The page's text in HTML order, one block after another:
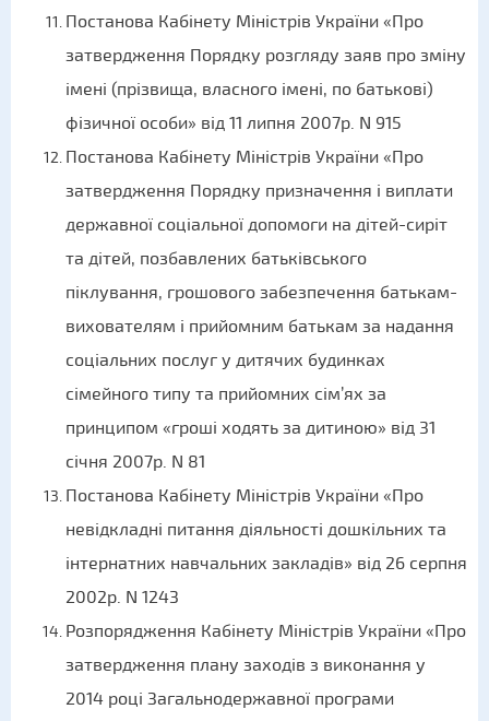
Постанова Кабінету Міністрів України «Про
затвердження Порядку розгляду заяв про зміну
імені (прізвища, власного імені, по батькові)
фізичної особи» від 11 липня 2007р. N 915
Постанова Кабінету Міністрів України «Про
затвердження Порядку призначення і виплати
державної соціальної допомоги на дітей-сиріт
та дітей, позбавлених батьківського
піклування, грошового забезпечення батькам-
вихователям і прийомним батькам за надання
соціальних послуг у дитячих будинках
сімейного типу та прийомних сім’ях за
принципом «гроші ходять за дитиною» від 31
січня 2007р. N 81
Постанова Кабінету Міністрів України «Про
невідкладні питання діяльності дошкільних та
інтернатних навчальних закладів» від 26 серпня
2002р. N 1243
Розпорядження Кабінету Міністрів України «Про
затвердження плану заходів з виконання у
2014 році Загальнодержавної програми